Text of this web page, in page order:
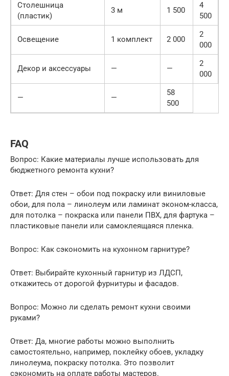
Столешница
(пластик)
3 м 1 500
4
500
Освещение 1 комплект 2 000
2
000
Декор и аксессуары — —
2
000
— —
58
500
FAQ
Вопрос: Какие материалы лучше использовать для
бюджетного ремонта кухни?
Ответ: Для стен – обои под покраску или виниловые
обои, для пола – линолеум или ламинат эконом-класса,
для потолка – покраска или панели ПВХ, для фартука –
пластиковые панели или самоклеящаяся пленка.
Вопрос: Как сэкономить на кухонном гарнитуре?
Ответ: Выбирайте кухонный гарнитур из ЛДСП,
откажитесь от дорогой фурнитуры и фасадов.
Вопрос: Можно ли сделать ремонт кухни своими
руками?
Ответ: Да, многие работы можно выполнить
самостоятельно, например, поклейку обоев, укладку
линолеума, покраску потолка. Это позволит
сэкономить на оплате работы мастеров.